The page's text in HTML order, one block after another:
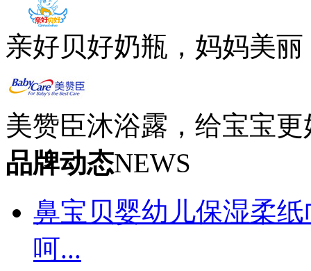
亲好贝好奶瓶，妈妈美
美赞臣沐浴露，给宝宝
品牌动态NEWS
鼻宝贝婴幼儿保湿柔
呵...